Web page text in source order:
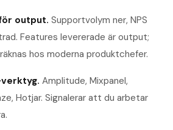
output. Supportvolym ner, NPS
Features levererade är output;
hos moderna produktchefer.
. Amplitude, Mixpanel,
Hotjar. Signalerar att du arbetar